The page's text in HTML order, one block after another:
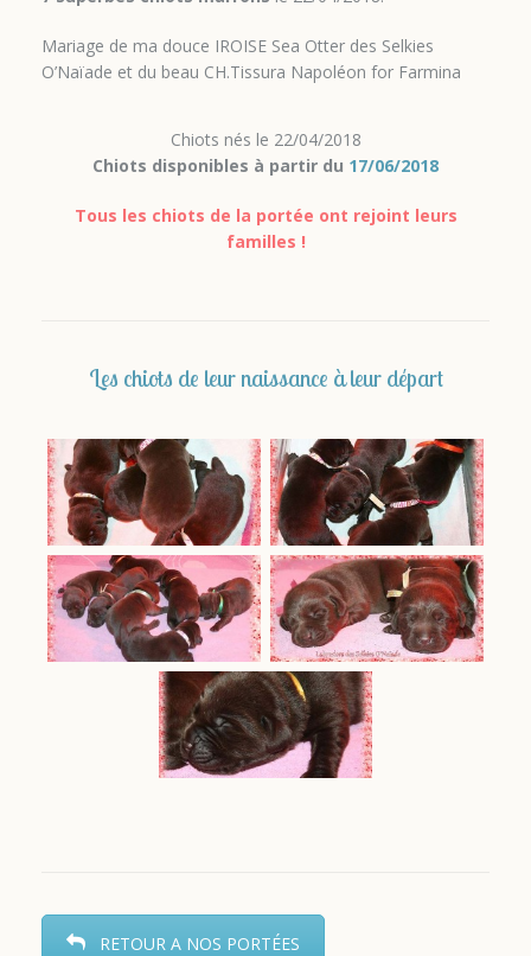
Mariage de ma douce IROISE Sea Otter des Selkies
O’Naïade et du beau CH.Tissura Napoléon for Farmina
Chiots nés le 22/04/2018
Chiots disponibles à partir du 17/06/2018
Tous les chiots de la portée ont rejoint leurs
familles !
Les chiots de leur naissance à leur départ
RETOUR A NOS PORTÉES